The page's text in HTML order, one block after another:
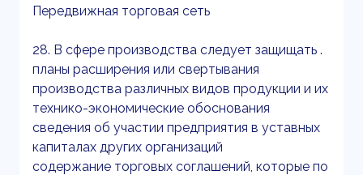
Передвижная торговая сеть
28. В сфере производства следует защищать .
планы расширения или свертывания
производства различных видов продукции и их
технико-экономические обоснования
сведения об участии предприятия в уставных
капиталах других организаций
содержание торговых соглашений, которые по